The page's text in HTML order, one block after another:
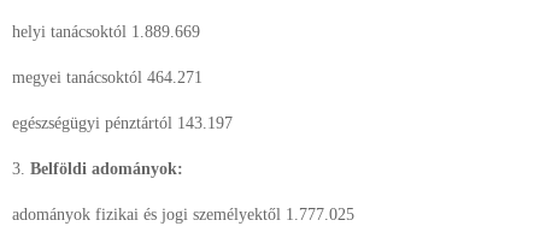
helyi tanácsoktól 1.889.669
megyei tanácsoktól 464.271
egészségügyi pénztártól 143.197
3. Belföldi adományok:
adományok fizikai és jogi személyektől 1.777.025